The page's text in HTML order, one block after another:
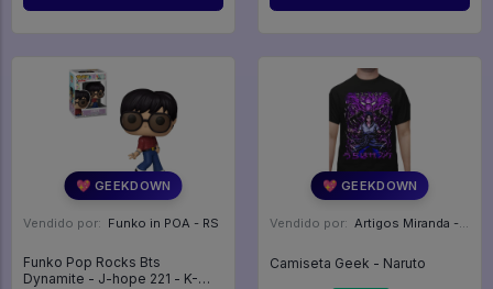
💖 GEEKDOWN
Vendido por: Funko in POA - RS
Funko Pop Rocks Bts
Dynamite - J-hope 221 - K-
💖 GEEKDOWN
Vendido por: Artigos Miranda - RJ
Camiseta Geek - Naruto